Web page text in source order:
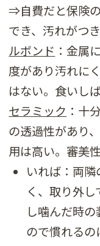
⇒自費だと保険
でき、汚れがつ
ルボンド ：金属
度があり汚れに
はない。食いし
セラミック ：十
の透過性があり
用は高い。審美
いれば：両
く、取り外
し噛んだ時
ので慣れる